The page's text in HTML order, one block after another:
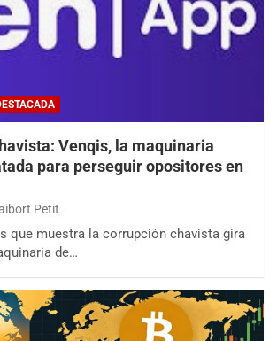
Venqis, la maquinaria
para perseguir opositores en
Petit
que muestra la corrupción chavista gira
de…